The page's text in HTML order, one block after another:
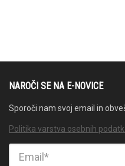
NAROČI SE NA E-NOVICE
Sporoči nam svoj email in
Politika varstva osebnih